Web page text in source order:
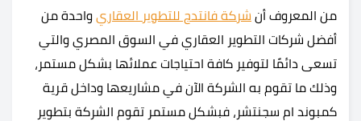
من المعروف أن شركة فانتدج للتطوير العقاري واحدة من
أفضل شركات التطوير العقاري في السوق المصري والتي
تسعى دائمًا لتوفير كافة احتياجات عملائها بشكل مستمر،
وذلك ما تقوم به الشركة الآن في مشاريعها وداخل قرية
كمبوند ام سجنتشر، فبشكل مستمر تقوم الشركة بتطوير